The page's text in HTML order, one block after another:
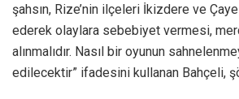
şahsın, Rize’nin ilçeleri İkizdere ve
ederek olaylara sebebiyet vermesi,
alınmalıdır. Nasıl bir oyunun
edilecektir” ifadesini kullanan Bahçeli,